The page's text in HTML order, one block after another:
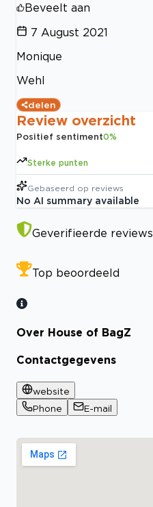
Beveelt aan
7 August 2021
Monique
Wehl
delen
Review overzicht
Positief sentiment0%
Sterke punten
Gebaseerd op reviews
No AI summary available
Geverifieerde reviews
Top beoordeeld
Over House of BagZ
Contactgegevens
website
Phone
E-mail